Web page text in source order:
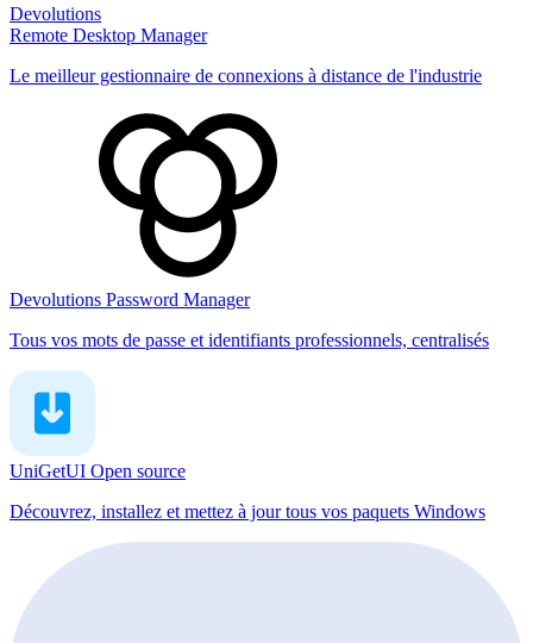
Devolutions
Remote Desktop Manager
Le meilleur gestionnaire de connexions à distance de l'industrie
Devolutions Password Manager
Tous vos mots de passe et identifiants professionnels, centralisés
UniGetUI Open source
Découvrez, installez et mettez à jour tous vos paquets Windows